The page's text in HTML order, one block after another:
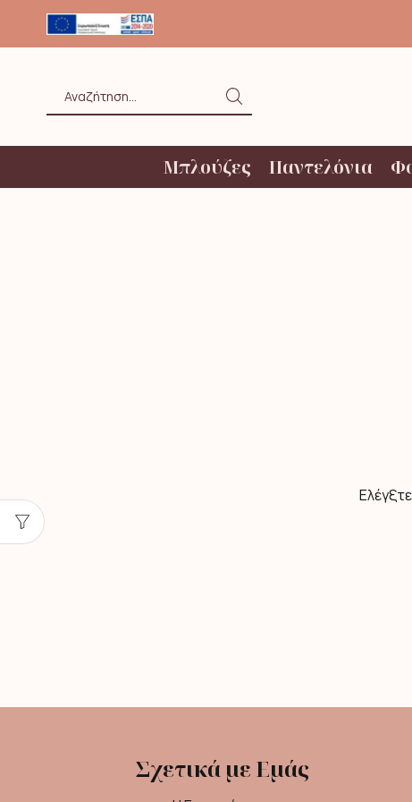
ΑΝΩ ΤΩΝ 20€ ΜΕ BOX NOW
input
Μπλούζες Παντελόνια
Σχετικά με Εμάς